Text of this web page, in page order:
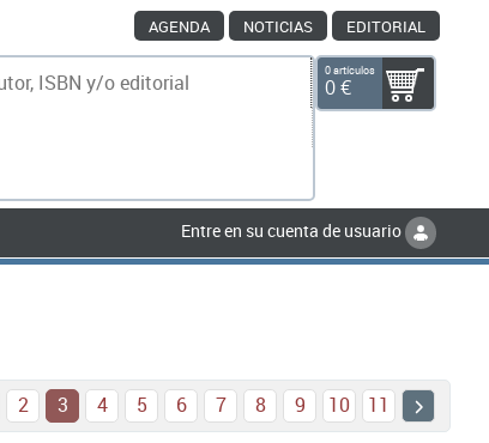
AGENDA NOTICIAS EDITORIAL
0 artículos
0 €
Entre en su cuenta de usuario
2 3 4 5 6 7 8 9 10 11